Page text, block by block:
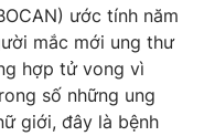
ước tính năm
mắc mới ung thư
hợp tử vong vì
số những ung
giới, đây là bệnh